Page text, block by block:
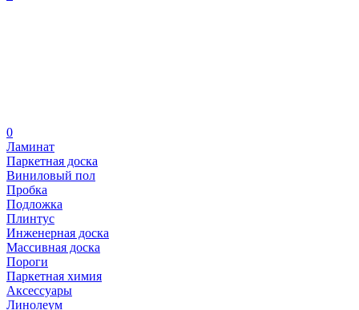
0
Ламинат
Паркетная доска
Виниловый пол
Пробка
Подложка
Плинтус
Инженерная доска
Массивная доска
Пороги
Паркетная химия
Аксессуары
Линолеум